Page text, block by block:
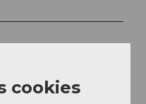
cookies